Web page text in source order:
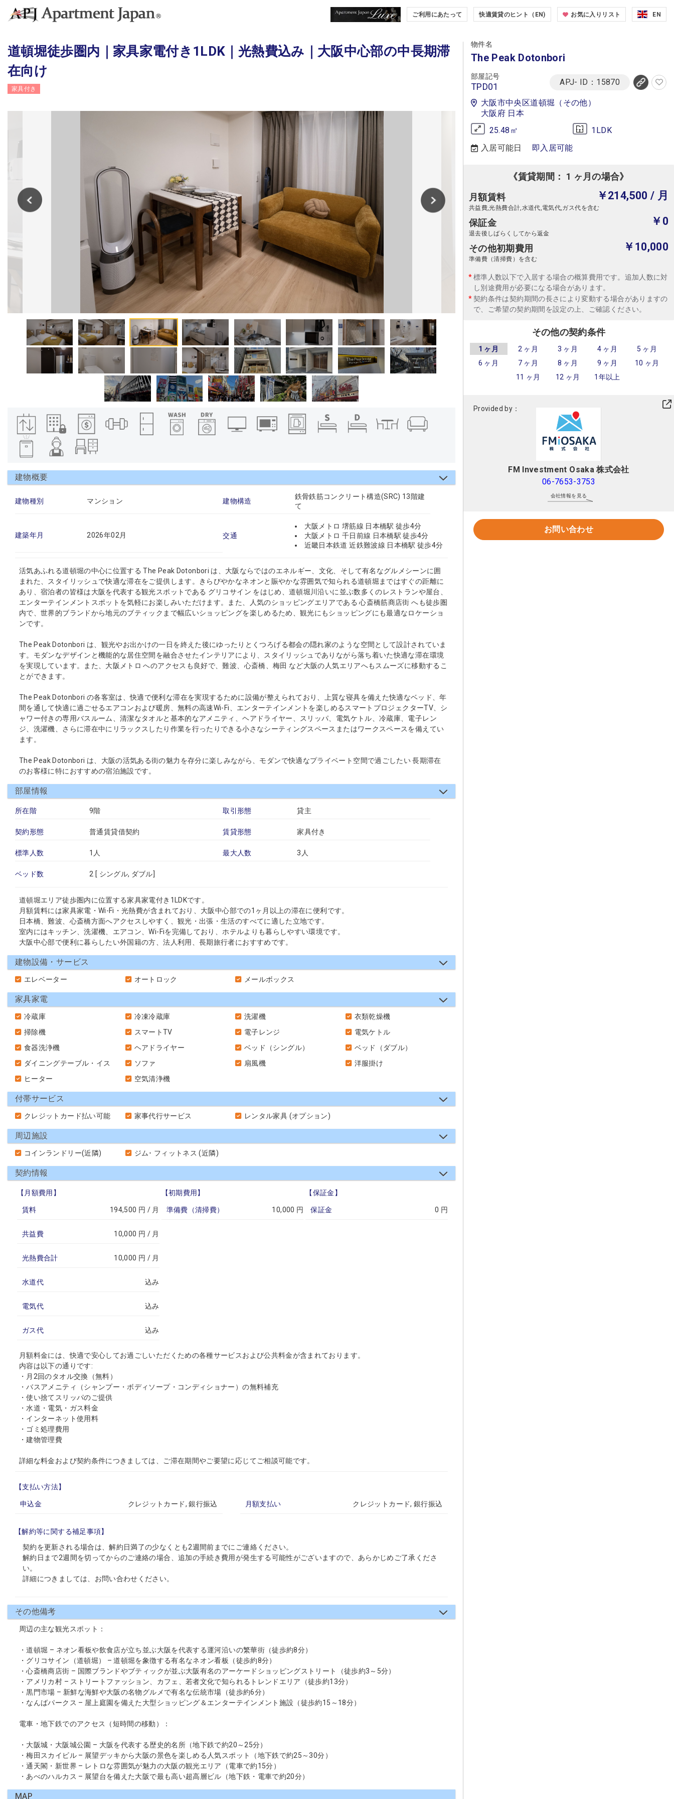
ご利用にあたって 快適賃貸のヒント（EN) お気に入りリスト EN
道頓堀徒歩圏内｜家具家電付き1LDK｜光熱費込み｜大阪中心部の中長期滞
在向け
家具付き
物件名
The Peak Dotonbori
部屋記号
TPD01 APJ- ID：15870
大阪市中央区道頓堀（その他）
大阪府 日本
25.48㎡
1LDK
入居可能日
即入居可能
《賃貸期間： 1 ヶ月の場合》
月額賃料
￥214,500 / 月
共益費,光熱費合計,水道代,電気代,ガス代を含む
保証金 ￥0
退去後しばらくしてから返金
その他初期費用 ￥10,000
準備費（清掃費）を含む
標準人数以下で入居する場合の概算費用です。追加人数に対
し別途費用が必要になる場合があります。
契約条件は契約期間の長さにより変動する場合がありますの
で、ご希望の契約期間を設定の上、ご確認ください。
その他の契約条件
1 ヶ月 2 ヶ月 3 ヶ月 4 ヶ月
5 ヶ月
6 ヶ月
7 ヶ月 8 ヶ月 9 ヶ月
10 ヶ月
11 ヶ月
12 ヶ月 1年以上
Provided by：
FM Investment Osaka 株式会社
06-7653-3753
会社情報を見る
お問い合わせ
建物概要
建物種別 マンション 建物構造
鉄骨鉄筋コンクリート構造(SRC) 13階建
て
建築年月 2026年02月 交通
大阪メトロ 堺筋線 日本橋駅 徒歩4分
大阪メトロ 千日前線 日本橋駅 徒歩4分
近畿日本鉄道 近鉄難波線 日本橋駅 徒歩4分
活気あふれる道頓堀の中心に位置する The Peak Dotonbori は、大阪ならではのエネルギー、文化、そして有名なグルメシーンに囲
まれた、スタイリッシュで快適な滞在をご提供します。きらびやかなネオンと賑やかな雰囲気で知られる道頓堀まではすぐの距離に
あり、宿泊者の皆様は大阪を代表する観光スポットである グリコサイン をはじめ、道頓堀川沿いに並ぶ数多くのレストランや屋台、
エンターテインメントスポットを気軽にお楽しみいただけます。また、人気のショッピングエリアである 心斎橋筋商店街 へも徒歩圏
内で、世界的ブランドから地元のブティックまで幅広いショッピングを楽しめるため、観光にもショッピングにも最適なロケーショ
ンです。
The Peak Dotonbori は、観光やお出かけの一日を終えた後にゆったりとくつろげる都会の隠れ家のような空間として設計されていま
す。モダンなデザインと機能的な居住空間を融合させたインテリアにより、スタイリッシュでありながら落ち着いた快適な滞在環境
を実現しています。また、大阪メトロ へのアクセスも良好で、難波、心斎橋、梅田 など大阪の人気エリアへもスムーズに移動するこ
とができます。
The Peak Dotonbori の各客室は、快適で便利な滞在を実現するために設備が整えられており、上質な寝具を備えた快適なベッド、年
間を通して快適に過ごせるエアコンおよび暖房、無料の高速Wi-Fi、エンターテインメントを楽しめるスマートプロジェクターTV、シ
ャワー付きの専用バスルーム、清潔なタオルと基本的なアメニティ、ヘアドライヤー、スリッパ、電気ケトル、冷蔵庫、電子レン
ジ、洗濯機、さらに滞在中にリラックスしたり作業を行ったりできる小さなシーティングスペースまたはワークスペースを備えてい
ます。
The Peak Dotonbori は、大阪の活気ある街の魅力を存分に楽しみながら、モダンで快適なプライベート空間で過ごしたい 長期滞在
のお客様に特におすすめの宿泊施設です。
部屋情報
所在階 9階 取引形態 貸主
契約形態 普通賃貸借契約 賃貸形態 家具付き
標準人数 1人 最大人数 3人
ベッド数 2 [ シングル, ダブル
道頓堀エリア徒歩圏内に位置する家具家電付き1LDKです。
月額賃料には家具家電・Wi-Fi・光熱費が含まれており、大阪中心部での1ヶ月以上の滞在に便利です。
日本橋、難波、心斎橋方面へアクセスしやすく、観光・出張・生活のすべてに適した立地です。
室内にはキッチン、洗濯機、エアコン、Wi-Fiを完備しており、ホテルよりも暮らしやすい環境です。
大阪中心部で便利に暮らしたい外国籍の方、法人利用、長期旅行者におすすめです。
建物設備・サービス
エレベーター オートロック メールボックス
家具家電
冷蔵庫 冷凍冷蔵庫 洗濯機
衣類乾燥機
掃除機
スマートTV 電子レンジ
電気ケトル
食器洗浄機
ヘアドライヤー ベッド（シングル）
ベッド（ダブル）
ダイニングテーブル・イス
ソファ 扇風機
洋服掛け
ヒーター
空気清浄機
付帯サービス
クレジットカード払い可能 家事代行サービス レンタル家具 (オプション)
周辺施設
コインランドリー(近隣) ジム･ フィットネス (近隣)
契約情報
【月額費用】
賃料 194,500 円 / 月
共益費 10,000 円 / 月
光熱費合計 10,000 円 / 月
水道代 込み
電気代 込み
ガス代 込み
【初期費用】
準備費（清掃費） 10,000 円
【保証金】
保証金 0 円
月額料金には、快適で安心してお過ごしいただくための各種サービスおよび公共料金が含まれております。
内容は以下の通りです:
・月2回のタオル交換（無料）
・バスアメニティ（シャンプー・ボディソープ・コンディショナー）の無料補充
・使い捨てスリッパのご提供
・水道・電気・ガス料金
・インターネット使用料
・ゴミ処理費用
・建物管理費
詳細な料金および契約条件につきましては、ご滞在期間やご要望に応じてご相談可能です。
【支払い方法】
申込金 クレジットカード, 銀行振込 月額支払い クレジットカード, 銀行振込
【解約等に関する補足事項】
契約を更新される場合は、解約日満了の少なくとも2週間前までにご連絡ください。
解約日まで2週間を切ってからのご連絡の場合、追加の手続き費用が発生する可能性がございますので、あらかじめご了承くださ
い。
詳細につきましては、お問い合わせください。
その他備考
周辺の主な観光スポット：
・道頓堀 – ネオン看板や飲食店が立ち並ぶ大阪を代表する運河沿いの繁華街（徒歩約8分）
・グリコサイン（道頓堀） – 道頓堀を象徴する有名なネオン看板（徒歩約8分）
・心斎橋商店街 – 国際ブランドやブティックが並ぶ大阪有名のアーケードショッピングストリート（徒歩約3～5分）
・アメリカ村 – ストリートファッション、カフェ、若者文化で知られるトレンドエリア（徒歩約13分）
・黒門市場 – 新鮮な海鮮や大阪の名物グルメで有名な伝統市場（徒歩約6分）
・なんばパークス – 屋上庭園を備えた大型ショッピング＆エンターテインメント施設（徒歩約15～18分）
電車・地下鉄でのアクセス（短時間の移動）：
・大阪城・大阪城公園 – 大阪を代表する歴史的名所（地下鉄で約20～25分）
・梅田スカイビル – 展望デッキから大阪の景色を楽しめる人気スポット（地下鉄で約25～30分）
・通天閣・新世界 – レトロな雰囲気が魅力の大阪の観光エリア（電車で約15分）
・あべのハルカス – 展望台を備えた大阪で最も高い超高層ビル（地下鉄・電車で約20分）
MAP